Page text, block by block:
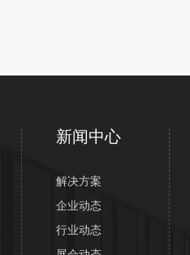
新闻中心
解决方案
企业动态
行业动态